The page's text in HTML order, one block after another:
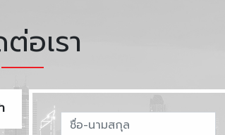
อเรา